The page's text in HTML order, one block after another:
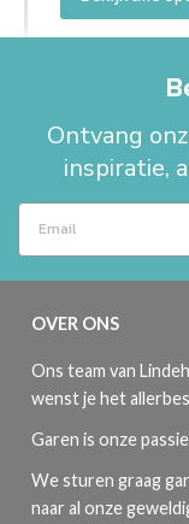
Ontvang
inspiratie,
OVER ONS
Ons team van
wenst je het
Garen is onze
We sturen graag
naar al onze